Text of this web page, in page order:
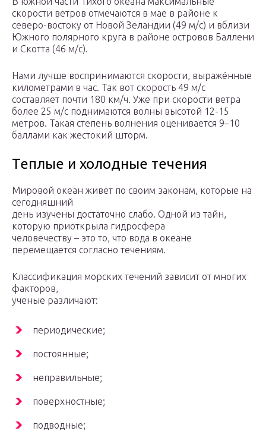
скорости ветров отмечаются в мае в районе к
северо-востоку от Новой Зеландии (49 м/с) и вблизи
Южного полярного круга в районе островов Баллени
и Скотта (46 м/с).
Нами лучше воспринимаются скорости, выражённые
километрами в час. Так вот скорость 49 м/с
составляет почти 180 км/ч. Уже при скорости ветра
более 25 м/с поднимаются волны высотой 12-15
метров. Такая степень волнения оценивается 9–10
баллами как жестокий шторм.
Теплые и холодные течения
Мировой океан живет по своим законам, которые на
сегодняшний
день изучены достаточно слабо. Одной из тайн,
которую приоткрыла гидросфера
человечеству – это то, что вода в океане
перемещается согласно течениям.
Классификация морских течений зависит от многих
факторов,
ученые различают:
периодические;
постоянные;
неправильные;
поверхностные;
подводные;